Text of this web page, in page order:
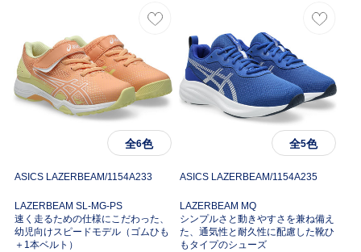
全6色
ASICS LAZERBEAM/1154A233
LAZERBEAM SL-MG-PS
速く走るための仕様にこだわった、
幼児向けスピードモデル（ゴムひも
＋1本ベルト）
全5色
ASICS LAZERBEAM/1154A235
LAZERBEAM MQ
シンプルさと動きやすさを兼ね備え
た、通気性と耐久性に配慮した靴ひ
もタイプのシューズ